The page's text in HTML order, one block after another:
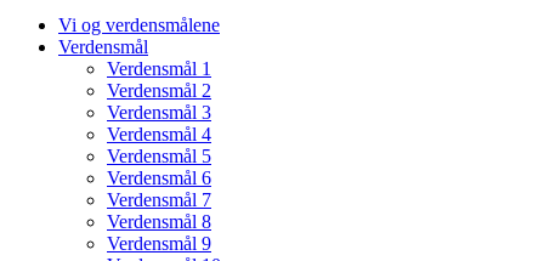
Vi og verdensmålene
Verdensmål
Verdensmål 1
Verdensmål 2
Verdensmål 3
Verdensmål 4
Verdensmål 5
Verdensmål 6
Verdensmål 7
Verdensmål 8
Verdensmål 9